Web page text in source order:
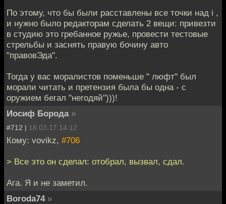
По этому, что бы были расставлены все точки над i ,
и нужно было редакторам сделать 2 вещи: привезти
в студию это гребанное ружье, провести тестовые
стрельбы и заснять правую бочину авто
"правовЭда".
Тогда у вас моралистов поменьше " люфт" был
морали читать и претензия была бы одна - с
оружием бегал "негодяй")))!
Иосиф Борода »
#712 | 18.03.17 14:12
Кому: vovikz, #706
> Все это он сделал: отобрал, вызвал, сдал.
Ага. Я и не заметил.
Boroda74 »